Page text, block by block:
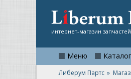
интернет-магазин
Меню
Либерум Партс